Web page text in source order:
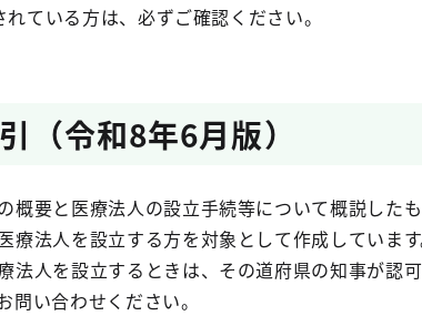
ている方は、必ずご確認ください。
（令和8年6月版）
概要と医療法人の設立手続等について概説した
療法人を設立する方を対象として作成していま
法人を設立するときは、その道府県の知事が認
い合わせください。